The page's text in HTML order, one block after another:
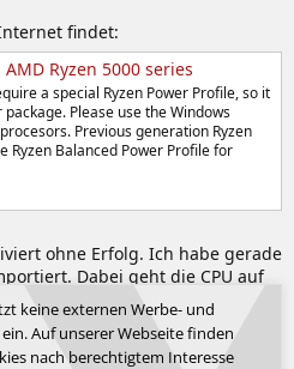
findet:
Ryzen 5000 series
a special Ryzen Power Profile, so it
Please use the Windows
Previous generation Ryzen
Ryzen Balanced Power Profile for
ohne Erfolg. Ich habe gerade
Dabei geht die CPU auf
Moment. Keine Ahnung, ob
Bios die Ursache ist.
Zuletzt bearbeitet:
keine externen Werbe- und
Auf unserer Webseite finden
nach berechtigtem Interesse